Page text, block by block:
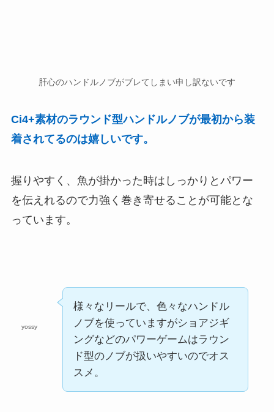
肝心のハンドルノブがブレてしまい申し訳ないです
Ci4+素材のラウンド型ハンドルノブが最初から装
着されてるのは嬉しいです。
握りやすく、魚が掛かった時はしっかりとパワー
を伝えれるので力強く巻き寄せることが可能とな
っています。
yossy
様々なリールで、色々なハンドル
ノブを使っていますがショアジギ
ングなどのパワーゲームはラウン
ド型のノブが扱いやすいのでオス
スメ。